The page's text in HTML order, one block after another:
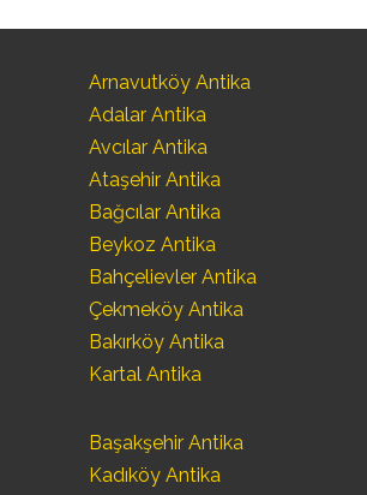
Arnavutköy Antika
Adalar Antika
Avcılar Antika
Ataşehir Antika
Bağcılar Antika
Beykoz Antika
Bahçelievler Antika
Çekmeköy Antika
Bakırköy Antika
Kartal Antika
Başakşehir Antika
Kadıköy Antika